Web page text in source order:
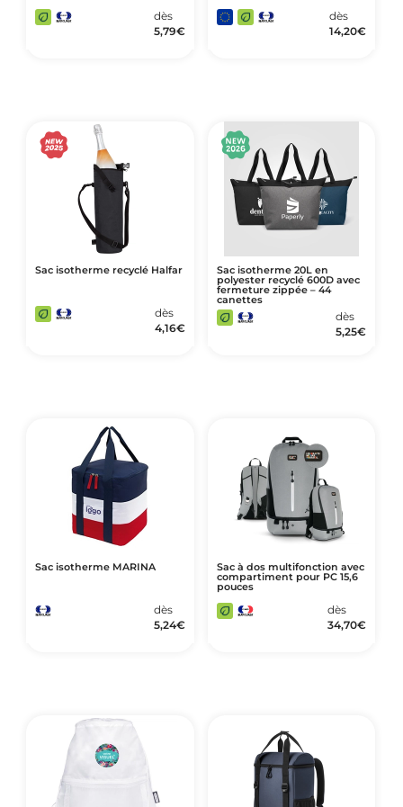
dès
5,79€
dès
14,20€
Sac isotherme recyclé Halfar
dès
4,16€
Sac isotherme 20L en
polyester recyclé 600D avec
fermeture zippée – 44
canettes
dès
5,25€
Sac isotherme MARINA
dès
5,24€
Sac à dos multifonction avec
compartiment pour PC 15,6
pouces
dès
34,70€